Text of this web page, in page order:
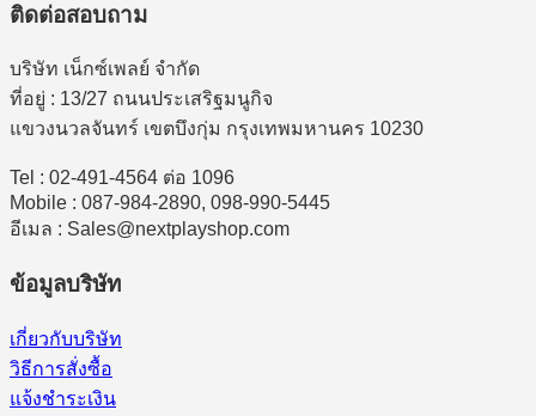
ติดต่อสอบถาม
บริษัท เน็กซ์เพลย์ จำกัด
ที่อยู่ : 13/27 ถนนประเสริฐมนูกิจ
แขวงนวลจันทร์ เขตบึงกุ่ม กรุงเทพมหานคร 10230
Tel : 02-491-4564 ต่อ 1096
Mobile : 087-984-2890, 098-990-5445
อีเมล : Sales@nextplayshop.com
ข้อมูลบริษัท
เกี่ยวกับบริษัท
วิธีการสั่งซื้อ
แจ้งชำระเงิน